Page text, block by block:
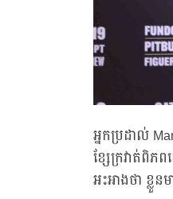
អ្នកប្រដាល់
ខ្សែក្រវាត់ពិភ
អះអាងថា ខ្លួ